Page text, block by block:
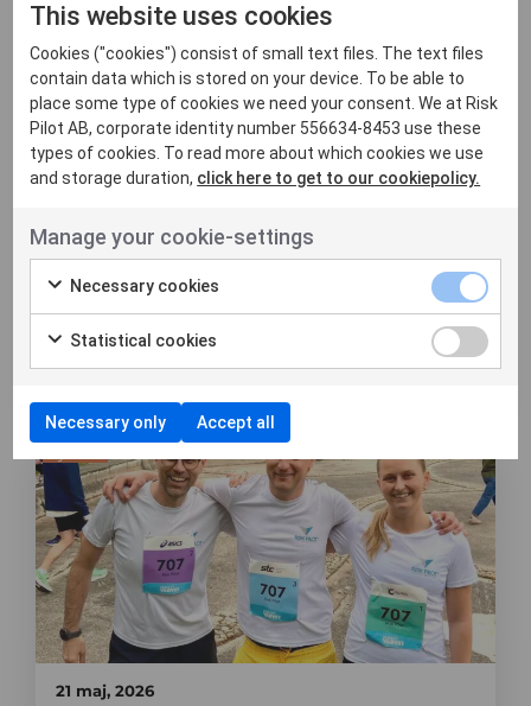
8 juni, 2026
Att mäta effekt är
svårare än att
genomföra åtgärder
insatser man gör verkligen leder till en
konkret och varaktig f...
Läs mer
21 maj, 2026
This website uses cookies
Cookies ("cookies") consist of small text files. The text files
contain data which is stored on your device. To be able to
place some type of cookies we need your consent. We at Risk
Pilot AB, corporate identity number 556634-8453 use these
types of cookies. To read more about which cookies we use
and storage duration, click here to get to our cookiepolicy.
Manage your cookie-settings
Necessary cookies
Statistical cookies
Necessary only Accept all